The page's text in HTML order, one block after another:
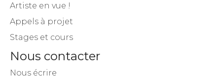
Artiste en vue !
Appels à projet
Stages et cours
Nous contacter
Nous écrire